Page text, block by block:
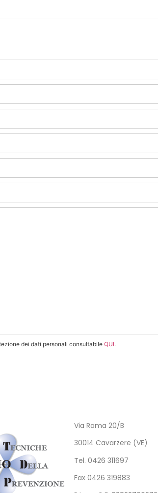
dei dati personali consultabile QUI.
Via Roma 20/B
30014 Cavarzere (VE)
Tel. 0426 311697
Fax 0426 319883